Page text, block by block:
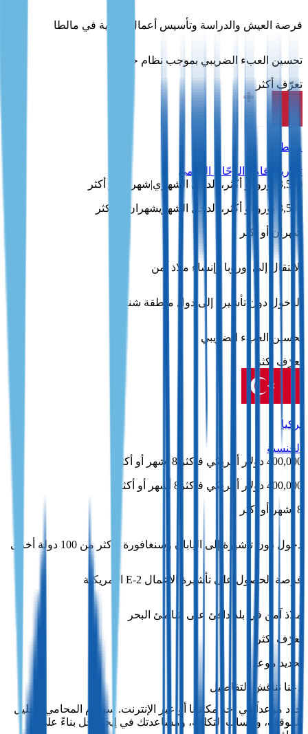
فرصة العيش والدراسة وتأسيس أعمال تجارية في مالطا
تحسين العبء الضريبي بموجب نظام خاص
تعرّف أكثر
مالطا
تصريح إقامة الرحّال الرقمي
3,500 يورو أو أكثر، الدخل الشهري
|شهران أو أكثر
3,500 يورو أو أكثر، الدخل الشهري شهران أو أكثر
شهران أو أكثر
الانتقال إلى أوروبا وإنشاء ملاذ آمن
الدخول دون تأشيرة إلى دول منطقة شنغن
تحسين العبء الضريبي
تعرّف أكثر
تركيا
الجنسية
400,000 دولار أمريكي فأكثر
8 أشهر أو أكثر
400,000 دولار أمريكي فأكثر 8 أشهر أو أكثر
8 أشهر أو أكثر
دخول دون تأشيرة إلى اليابان وسنغافورة وأكثر من 100 دولة أخرى
فرصة الحصول على تأشيرة الأعمال E‑2 الأمريكية
ملاذ آمن في بلد دافئ على شاطئ البحر
تعرّف أكثر
تحديد موعد
دعنا نناقش التفاصيل
حدد موعداً في أحد مكاتبنا أو عبر الإنترنت. سيقوم المحامي بتحليل
الموقف، وحساب التكلفة، ومساعدتك في إيجاد حل بناءً على